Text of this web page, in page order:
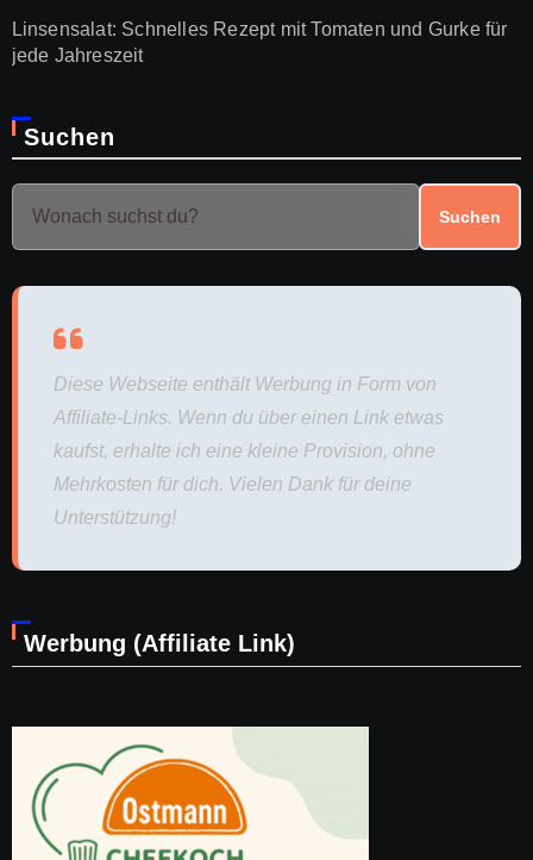
Linsensalat: Schnelles Rezept mit Tomaten und Gurke für
jede Jahreszeit
Suchen
Suchen
Diese Webseite enthält Werbung in Form von
Affiliate-Links. Wenn du über einen Link etwas
kaufst, erhalte ich eine kleine Provision, ohne
Mehrkosten für dich. Vielen Dank für deine
Unterstützung!
Werbung (Affiliate Link)